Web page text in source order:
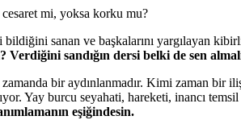
mi, yoksa korku mu?
sanan ve başkalarını yargılayan
Verdiğini sandığın dersi belki de sen
bir aydınlanmadır. Kimi zaman
Yay burcu seyahati, hareketi, inancı temsil
eşiğindesin.